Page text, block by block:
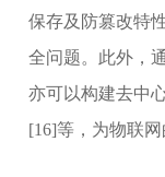
保存及防篡改特
全问题。此外，
亦可以构建去中
[16]等，为物联网